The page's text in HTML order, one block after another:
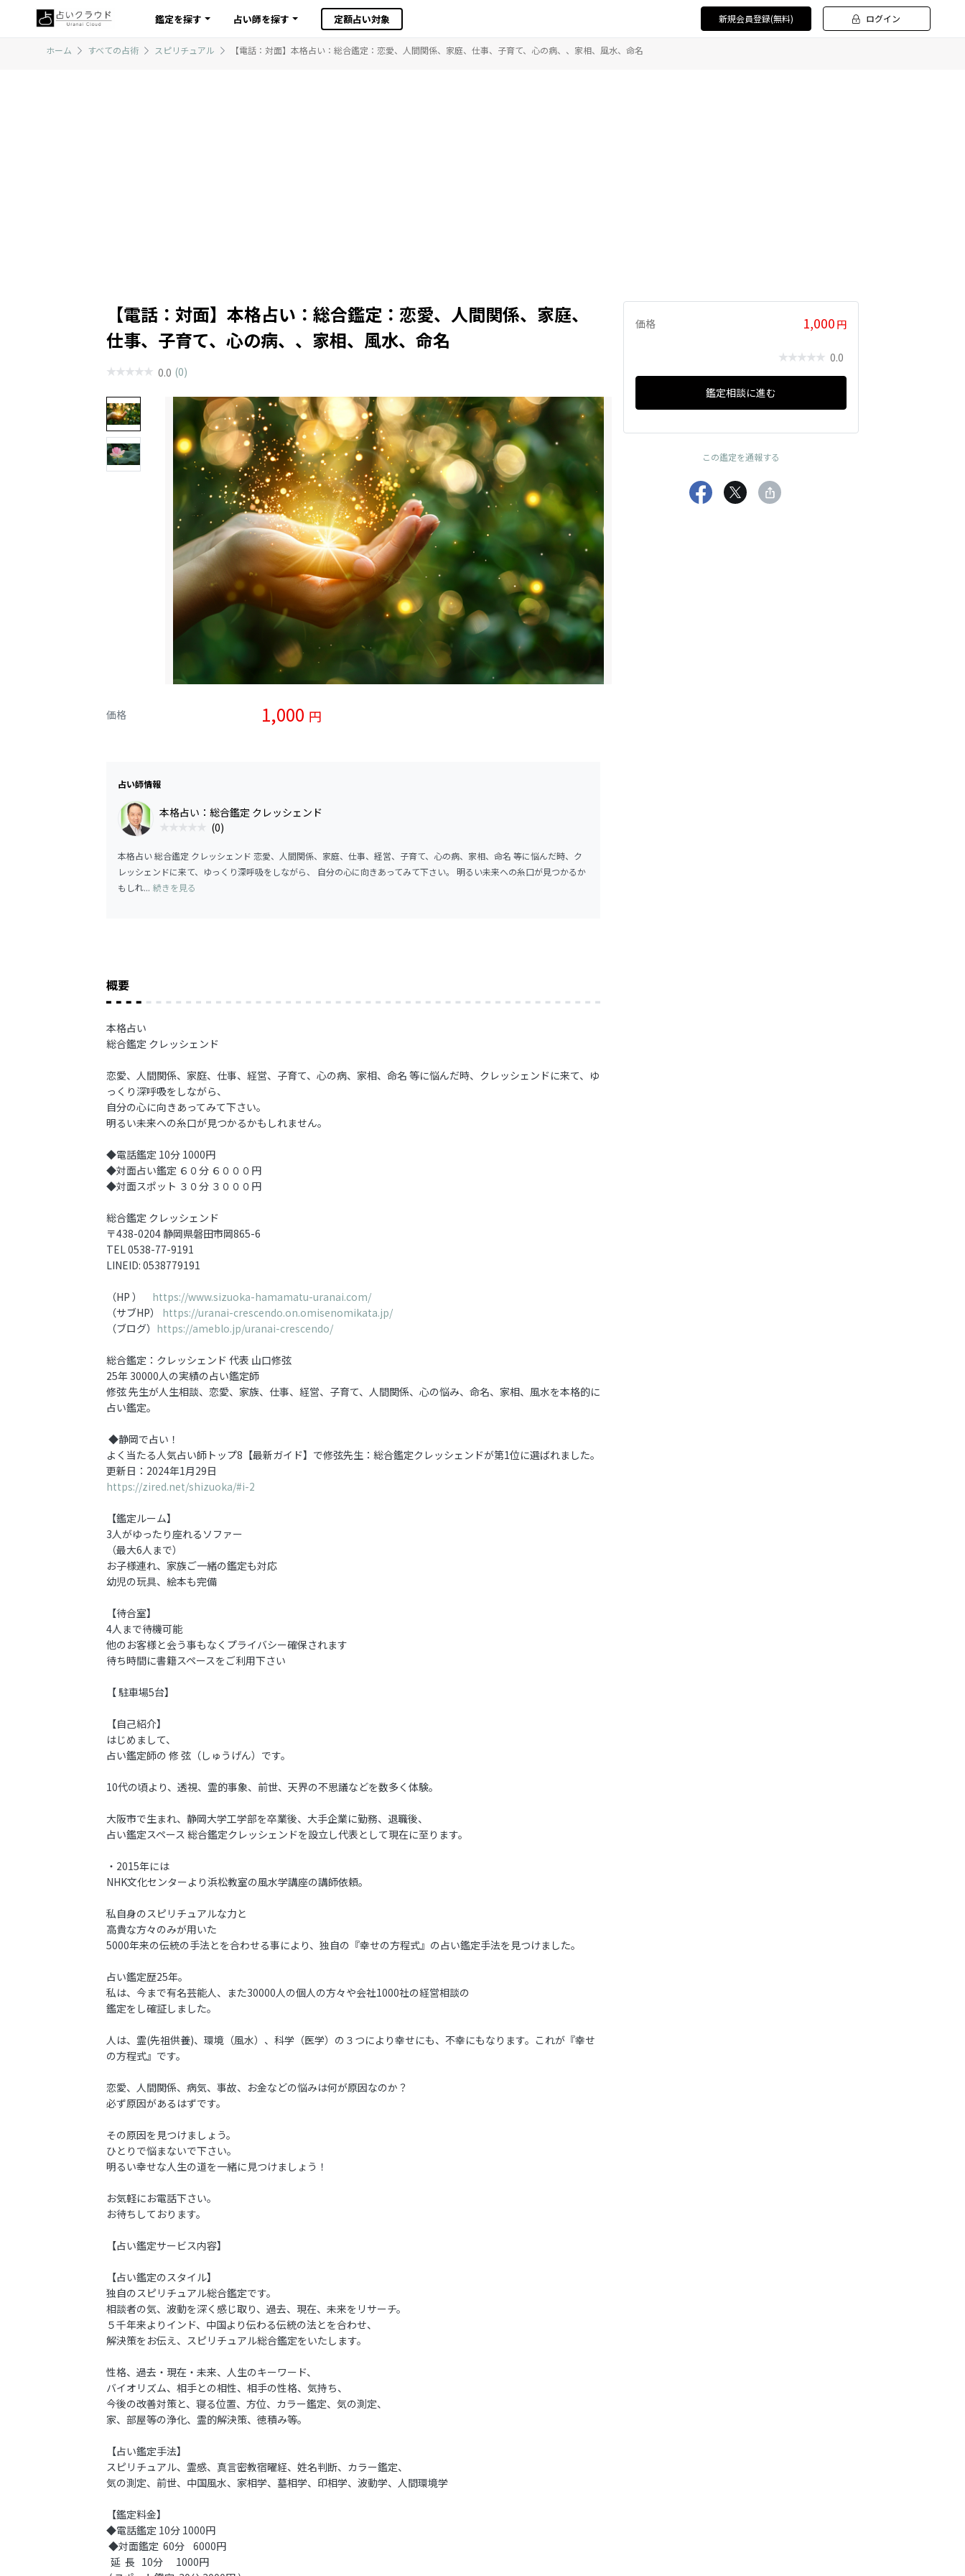
鑑定を探す 占い師を探す 定額占い対象 新規会員登録(無料) ログイン
ホーム すべての占術 スピリチュアル 【電話：対面】本格占い：総合鑑定：恋愛、人間関係、家庭、仕事、子育て、心の病、、家相、風水、命名
【電話：対面】本格占い：総合鑑定：恋愛、人間関係、家庭、
仕事、子育て、心の病、、家相、風水、命名
0.0 (0)
価格 1,000 円
占い師情報
本格占い：総合鑑定 クレッシェンド
(0)
本格占い 総合鑑定 クレッシェンド 恋愛、人間関係、家庭、仕事、経営、子育て、心の病、家相、命名 等に悩んだ時、ク
レッシェンドに来て、ゆっくり深呼吸をしながら、 自分の心に向きあってみて下さい。 明るい未来への糸口が見つかるか
もしれ... 続きを見る
概要
本格占い
総合鑑定 クレッシェンド
恋愛、人間関係、家庭、仕事、経営、子育て、心の病、家相、命名 等に悩んだ時、クレッシェンドに来て、ゆ
っくり深呼吸をしながら、
自分の心に向きあってみて下さい。
明るい未来への糸口が見つかるかもしれません。
◆電話鑑定 10分 1000円
◆対面占い鑑定 ６０分 ６０００円
◆対面スポット ３０分 ３０００円
総合鑑定 クレッシェンド
〒438-0204 静岡県磐田市岡865-6
TEL 0538-77-9191
LINEID: 0538779191
（HP ） https://www.sizuoka-hamamatu-uranai.com/
（サブHP） https://uranai-crescendo.on.omisenomikata.jp/
（ブログ） https://ameblo.jp/uranai-crescendo/
総合鑑定：クレッシェンド 代表 山口修弦
25年 30000人の実績の占い鑑定師
修弦 先生が人生相談、恋愛、家族、仕事、経営、子育て、人間関係、心の悩み、命名、家相、風水を本格的に
占い鑑定。
◆静岡で占い！
よく当たる人気占い師トップ8【最新ガイド】で修弦先生：総合鑑定クレッシェンドが第1位に選ばれました。
更新日：2024年1月29日
https://zired.net/shizuoka/#i-2
【鑑定ルーム】
3人がゆったり座れるソファー
（最大6人まで）
お子様連れ、家族ご一緒の鑑定も対応
幼児の玩具、絵本も完備
【待合室】
4人まで待機可能
他のお客様と会う事もなくプライバシー確保されます
待ち時間に書籍スペースをご利用下さい
【 駐車場5台】
【自己紹介】
はじめまして、
占い鑑定師の 修 弦（しゅうげん）です。
10代の頃より、透視、霊的事象、前世、天界の不思議などを数多く体験。
大阪市で生まれ、静岡大学工学部を卒業後、大手企業に勤務、退職後、
占い鑑定スペース 総合鑑定クレッシェンドを設立し代表として現在に至ります。
・2015年には
NHK文化センターより浜松教室の風水学講座の講師依頼。
私自身のスピリチュアルな力と
高貴な方々のみが用いた
5000年来の伝統の手法とを合わせる事により、独自の『幸せの方程式』の占い鑑定手法を見つけました。
占い鑑定歴25年。
私は、今まで有名芸能人、また30000人の個人の方々や会社1000社の経営相談の
鑑定をし確証しました。
人は、霊(先祖供養)、環境（風水）、科学（医学）の３つにより幸せにも、不幸にもなります。これが『幸せ
の方程式』です。
恋愛、人間関係、病気、事故、お金などの悩みは何が原因なのか？
必ず原因があるはずです。
その原因を見つけましょう。
ひとりで悩まないで下さい。
明るい幸せな人生の道を一緒に見つけましょう！
お気軽にお電話下さい。
お待ちしております。
【占い鑑定サービス内容】
【占い鑑定のスタイル】
独自のスピリチュアル総合鑑定です。
相談者の気、波動を深く感じ取り、過去、現在、未来をリサーチ。
５千年来よりインド、中国より伝わる伝統の法とを合わせ、
解決策をお伝え、スピリチュアル総合鑑定をいたします。
性格、過去・現在・未来、人生のキーワード、
バイオリズム、相手との相性、相手の性格、気持ち、
今後の改善対策と、寝る位置、方位、カラー鑑定、気の測定、
家、部屋等の浄化、霊的解決策、徳積み等。
【占い鑑定手法】
スピリチュアル、霊感、真言密教宿曜経、姓名判断、カラー鑑定、
気の測定、前世、中国風水、家相学、墓相学、印相学、波動学、人間環境学
【鑑定料金】
◆電話鑑定 10分 1000円
◆対面鑑定 60分 6000円
延 長 10分 1000円
価格 1,000 円
0.0
鑑定相談に進む
この鑑定を通報する